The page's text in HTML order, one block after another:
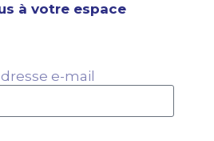
à votre espace
e-mail